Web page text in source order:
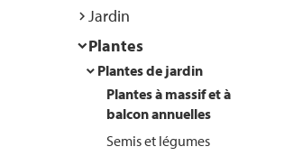
Jardin
Plantes
Plantes de jardin
Plantes à massif et à
balcon annuelles
Semis et légumes